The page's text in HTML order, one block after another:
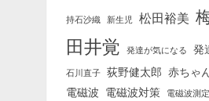
持石沙織 新生児 松田裕美
田井覚 発達が気になる 発
石川直子 荻野健太郎 赤ちゃ
電磁波 電磁波対策 電磁波測定